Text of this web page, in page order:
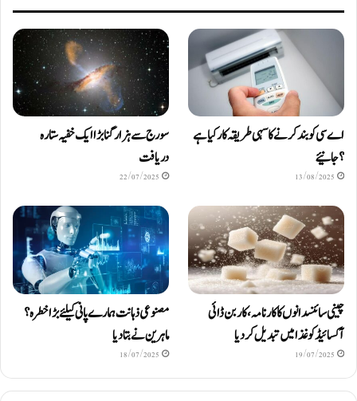
اے سی کو بند کرنے کا سہی طریقہ کار کیا ہے
؟ جانیئے
13/08/2025
سورج سے ہزار گنا بڑا ایک خفیہ ستارہ
دریافت
22/07/2025
چینی سائنسدانوں کا کارنامہ، کاربن ڈائی
آکسائیڈ کو غذا میں تبدیل کردیا
19/07/2025
مصنوعی ذہانت ہمارے پانی کیلئے بڑا خطرہ؟
ماہرین نے بتا دیا
18/07/2025